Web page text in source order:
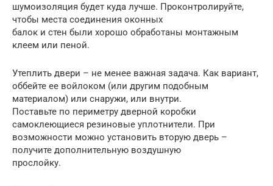
шумоизоляция будет куда лучше. Проконтролируйте,
чтобы места соединения оконных
балок и стен были хорошо обработаны монтажным
клеем или пеной.
Утеплить двери – не менее важная задача. Как вариант,
оббейте ее войлоком (или другим подобным
материалом) или снаружи, или внутри.
Поставьте по периметру дверной коробки
самоклеющиеся резиновые уплотнители. При
возможности можно установить вторую дверь –
получите дополнительную воздушную
прослойку.